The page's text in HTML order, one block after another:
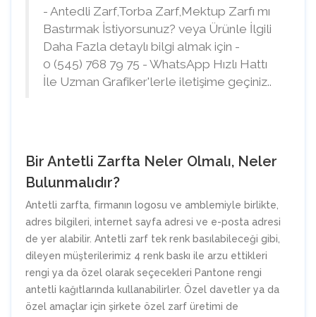
- Antedli Zarf,Torba Zarf,Mektup Zarfı mı
Bastırmak İstiyorsunuz? veya Ürünle İlgili
Daha Fazla detaylı bilgi almak için -
0 (545) 768 79 75 - WhatsApp Hızlı Hattı
İle Uzman Grafiker'lerle iletişime geçiniz..
Bir Antetli Zarfta Neler Olmalı, Neler
Bulunmalıdır?
Antetli zarfta, firmanın logosu ve amblemiyle birlikte,
adres bilgileri, internet sayfa adresi ve e-posta adresi
de yer alabilir. Antetli zarf tek renk basılabileceği gibi,
dileyen müşterilerimiz 4 renk baskı ile arzu ettikleri
rengi ya da özel olarak seçecekleri Pantone rengi
antetli kağıtlarında kullanabilirler. Özel davetler ya da
özel amaçlar için şirkete özel zarf üretimi de